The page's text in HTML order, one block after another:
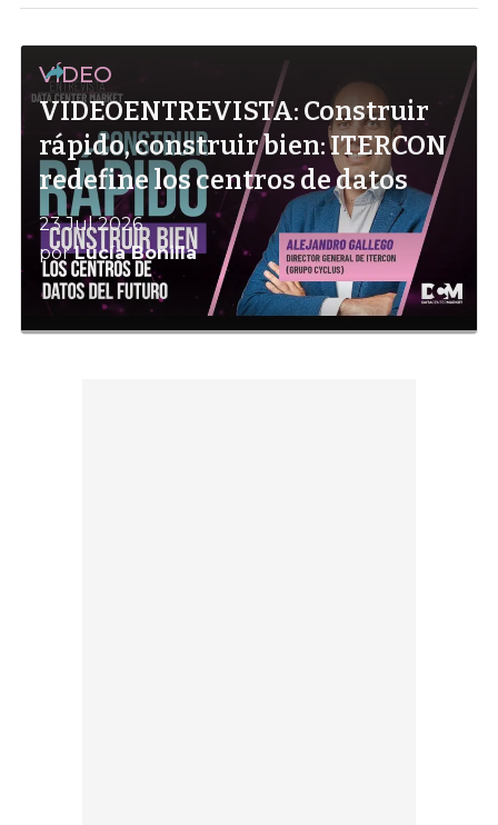
VÍDEO
VIDEOENTREVISTA: Construir
rápido, construir bien: ITERCON
redefine los centros de datos
23 Jul 2026
porLucía Bonilla